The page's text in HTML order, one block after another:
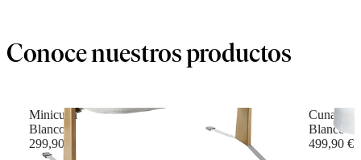
Conoce nuestros productos
Minicuna
Blanco
299,90 €
Cuna
Blanco
499,90 €